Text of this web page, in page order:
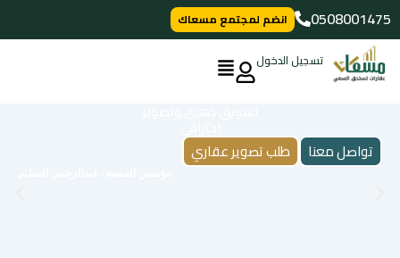
تخطي
إلى
المحتوى
0508001475
انضم لمجتمع مسعاك
تسجيل الدخول
تواصل معنا طلب تصوير عقاري